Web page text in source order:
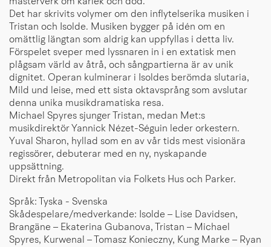
Det har skrivits volymer om den inflytelserika musiken i
Tristan och Isolde. Musiken bygger på idén om en
omättlig längtan som aldrig kan uppfyllas i detta liv.
Förspelet sveper med lyssnaren in i en extatisk men
plågsam värld av åtrå, och sångpartierna är av unik
dignitet. Operan kulminerar i Isoldes berömda slutaria,
Mild und leise, med ett sista oktavsprång som avslutar
denna unika musikdramatiska resa.
Michael Spyres sjunger Tristan, medan Met:s
musikdirektör Yannick Nézet-Séguin leder orkestern.
Yuval Sharon, hyllad som en av vår tids mest visionära
regissörer, debuterar med en ny, nyskapande
uppsättning.
Direkt från Metropolitan via Folkets Hus och Parker.
Språk: Tyska - Svenska
Skådespelare/medverkande: Isolde – Lise Davidsen,
Brangäne – Ekaterina Gubanova, Tristan – Michael
Spyres, Kurwenal – Tomasz Konieczny, Kung Marke – Ryan